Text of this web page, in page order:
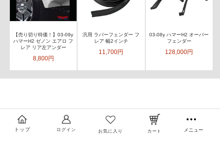
【売り切り特価！】03-09y
ハマーH2 ゼノン エアロ フ
レア リア左アンダー
8,800円
汎用 ラバーフェンダー フ
レア 幅2インチ
11,700円
03-08y ハマーH2 オーバー
フェンダー
128,000円
トップ ログイン お気に入り カート メニュー